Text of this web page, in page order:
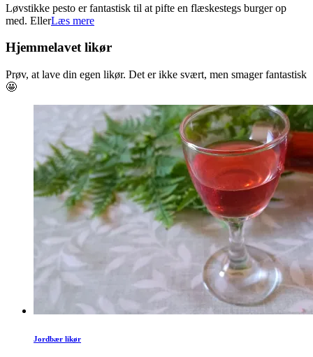
2024-
04-
Løvstikke pesto er fantastisk til at pifte en flæskestegs burger op
med. EllerLæs mere
Hjemmelavet likør
Prøv, at lave din egen likør. Det er ikke svært, men smager fantastisk
🤩
Jordbær likør